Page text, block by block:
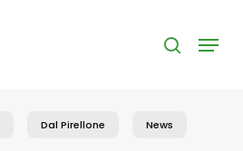
search
Menu
Dal Pirellone News